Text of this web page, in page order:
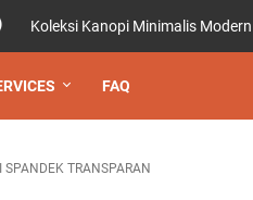
Koleksi Kanopi Minimalis
FAQ
SPANDEK TRANSPARAN